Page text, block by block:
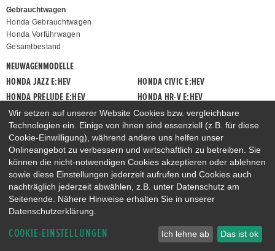
Gebrauchtwagen
Honda Gebrauchtwagen
Honda Vorführwagen
Gesamtbestand
NEUWAGENMODELLE
HONDA JAZZ E:HEV
HONDA CIVIC E:HEV
HONDA PRELUDE E:HEV
HONDA HR-V E:HEV
HONDA ZR-V E:HEV
HONDA CR-V E:HEV & E:PHEV
Wir setzen auf unserer Website Cookies bzw. vergleichbare
Technologien ein. Einige von ihnen sind essenziell (z.B. für diese
Cookie-Einwilligung), während andere uns helfen unser
Onlineangebot zu verbessern und wirtschaftlich zu betreiben. Sie
können die nicht-notwendigen Cookies akzeptieren oder ablehnen
sowie diese Einstellungen jederzeit aufrufen und Cookies auch
nachträglich jederzeit abwählen, z.B. unter Datenschutz am
Seitenende. Nähere Hinweise erhalten Sie in unserer
Datenschutzerklärung.
COOKIE-EINSTELLUNGEN Ich lehne ab Das ist ok